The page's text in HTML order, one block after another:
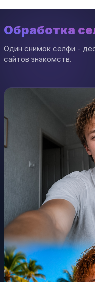
Обработка
Один снимок селфи -
сайтов знакомств.